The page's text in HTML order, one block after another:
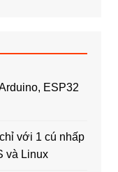
ESP32
với 1 cú nhấp
và Linux